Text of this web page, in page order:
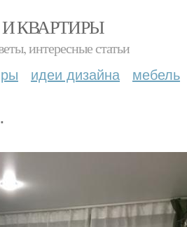
КВАРТИРЫ
интересные статьи
идеи дизайна мебель